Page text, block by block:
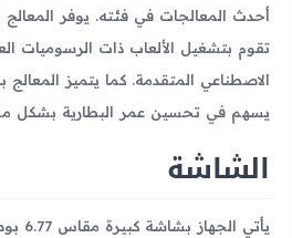
أحدث المعالجات في فئته. يوفر المعالج
تقوم بتشغيل الألعاب ذات الرسوميات
الاصطناعي المتقدمة. كما يتميز المعالج
يسهم في تحسين عمر البطارية بشكل
الشاشة
يأتي